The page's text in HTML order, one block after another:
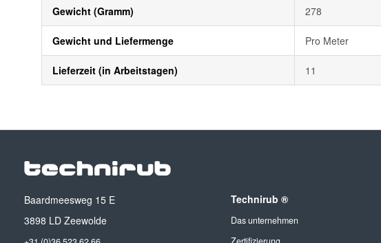
Gewicht (Gramm) 278
Gewicht und Liefermenge Pro Meter
Lieferzeit (in Arbeitstagen) 11
Baardmeesweg 15 E
3898 LD Zeewolde
Technirub ®
Das unternehmen